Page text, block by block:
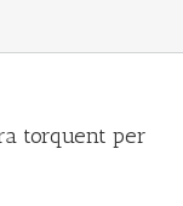
torquent per